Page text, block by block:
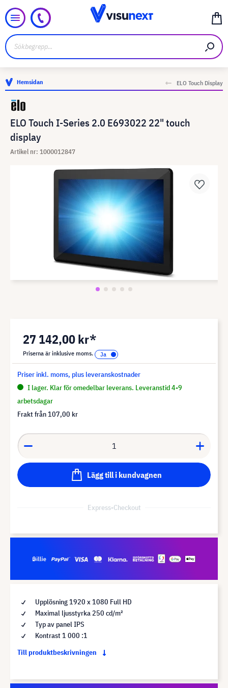
Hemsidan ELO Touch Display
ELO Touch I-Series 2.0 E693022 22" touch
display
Artikel nr: 1000012847
27 142,00 kr*
Priserna är inklusive moms.
Priser inkl. moms, plus leveranskostnader
I lager. Klar för omedelbar leverans. Leveranstid 4-9
arbetsdagar
Frakt från 107,00 kr
Lägg till i kundvagnen
Express-Checkout
Upplösning 1920 x 1080 Full HD
Maximal ljusstyrka 250 cd/m²
Typ av panel IPS
Kontrast 1 000 :1
Till produktbeskrivningen